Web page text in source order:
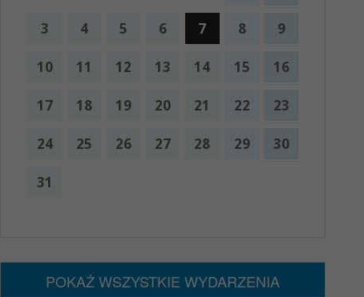
3 4 5 6 7 8 9
10 11 12 13 14 15 16
17 18 19 20 21 22 23
24 25 26 27 28 29 30
31
POKAŻ WSZYSTKIE WYDARZENIA